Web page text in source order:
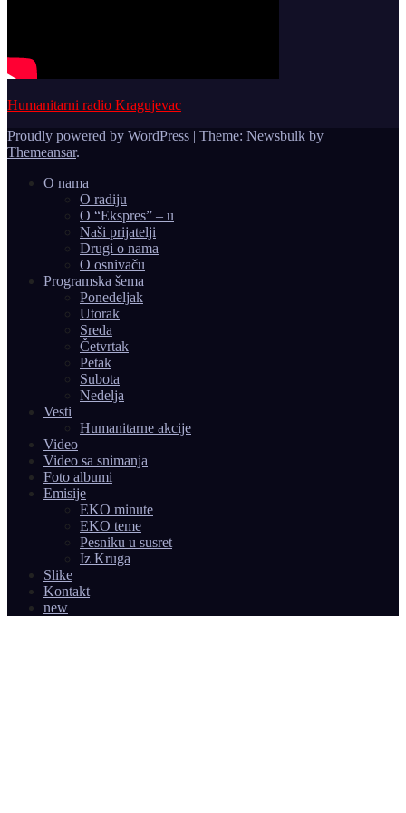
Humanitarni radio Kragujevac
Proudly powered by WordPress | Theme: Newsbulk by
Themeansar.
O nama
O radiju
O “Ekspres” – u
Naši prijatelji
Drugi o nama
O osnivaču
Programska šema
Ponedeljak
Utorak
Sreda
Četvrtak
Petak
Subota
Nedelja
Vesti
Humanitarne akcije
Video
Video sa snimanja
Foto albumi
Emisije
EKO minute
EKO teme
Pesniku u susret
Iz Kruga
Slike
Kontakt
new